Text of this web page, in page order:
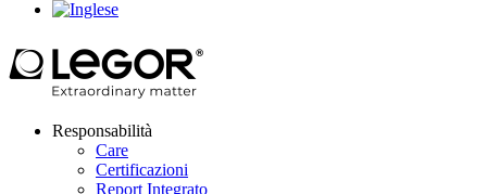
Responsabilità
Care
Certificazioni
Report Integrato